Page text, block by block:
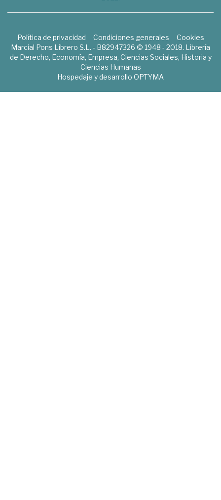
Política de privacidad Condiciones generales
Cookies
Marcial Pons Librero S.L. - B82947326 © 1948 - 2018. Librería
de Derecho, Economía, Empresa, Ciencias Sociales, Historia y
Ciencias Humanas
Hospedaje y desarrollo OPTYMA